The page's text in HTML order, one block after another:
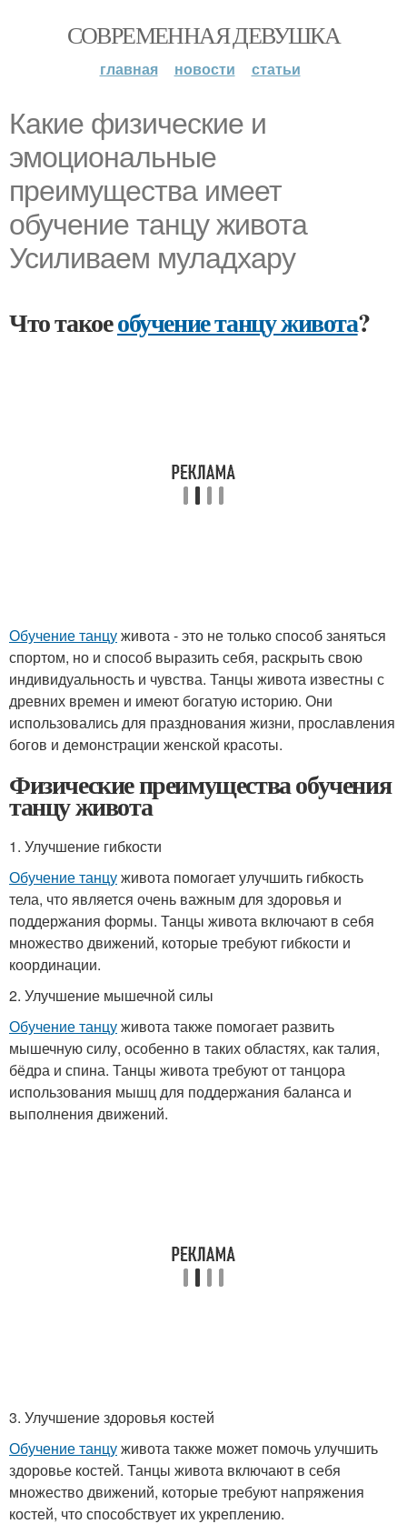
СОВРЕМЕННАЯ ДЕВУШКА
главная новости статьи
Какие физические и
эмоциональные
преимущества имеет
обучение танцу живота
Усиливаем муладхару
Что такоеобучение танцу живота?
Обучение танцуживота - это не только способ заняться
спортом, но и способ выразить себя, раскрыть свою
индивидуальность и чувства. Танцы живота известны с
древних времен и имеют богатую историю. Они
использовались для празднования жизни, прославления
богов и демонстрации женской красоты.
Физические преимущества обучения
танцу живота
1. Улучшение гибкости
Обучение танцуживота помогает улучшить гибкость
тела, что является очень важным для здоровья и
поддержания формы. Танцы живота включают в себя
множество движений, которые требуют гибкости и
координации.
2. Улучшение мышечной силы
Обучение танцуживота также помогает развить
мышечную силу, особенно в таких областях, как талия,
бёдра и спина. Танцы живота требуют от танцора
использования мышц для поддержания баланса и
выполнения движений.
3. Улучшение здоровья костей
Обучение танцуживота также может помочь улучшить
здоровье костей. Танцы живота включают в себя
множество движений, которые требуют напряжения
костей, что способствует их укреплению.